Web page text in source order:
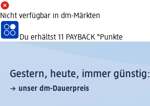
Nicht verfügbar in dm-Märkten
Du erhältst 11 PAYBACK °Punkte
Gestern, heute, immer günstig:
unser dm-Dauerpreis